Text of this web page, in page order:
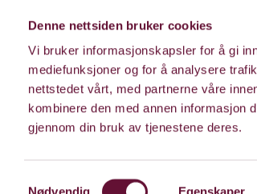
Denne nettsiden bruker cookies
Vi bruker informasjonskapsler for å gi
mediefunksjoner og for å analysere
nettstedet vårt, med partnerne våre
kombinere den med annen informasjon
gjennom din bruk av tjenestene deres.
Samtykkevalg
Nødvendig Egenskaper